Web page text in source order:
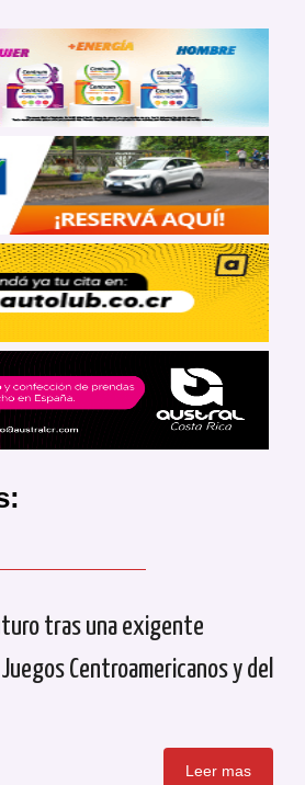
tras una exigente
Centroamericanos y del
Leer mas